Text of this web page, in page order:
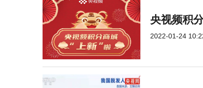
央视频积
2022-01-24